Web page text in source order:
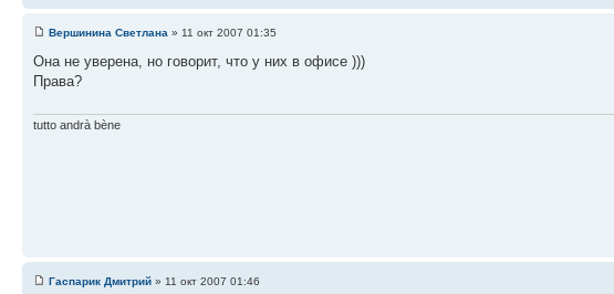
Вершинина Светлана » 11 окт 2007 01:35
Она не уверена, но говорит, что у них в офисе )))
Права?
tutto andrà bène
Гаспарик Дмитрий » 11 окт 2007 01:46